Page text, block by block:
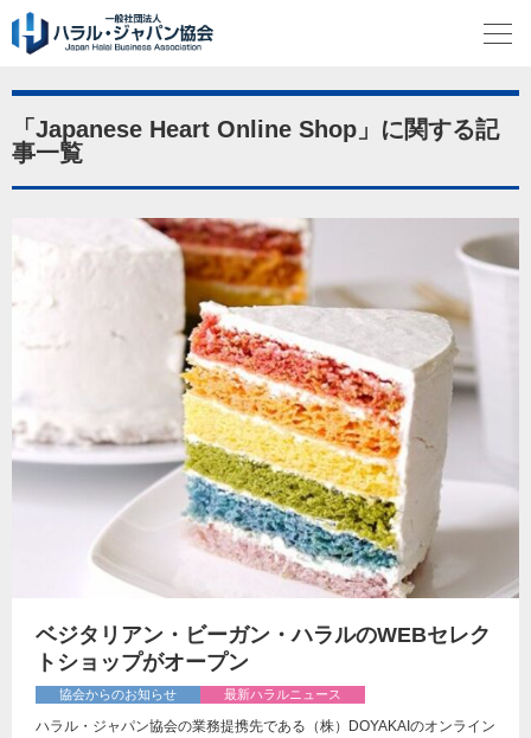
「Japanese Heart Online Shop」に関する記
事一覧
ベジタリアン・ビーガン・ハラルのWEBセレク
トショップがオープン
協会からのお知らせ 最新ハラルニュース
ハラル・ジャパン協会の業務提携先である（株）DOYAKAIのオンライン